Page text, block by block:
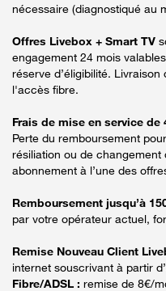
nécessaire (diagnostiqué au
Offres Livebox + Smart TV
engagement 24 mois
réserve d’éligibilité.
l'accès fibre.
Frais de mise en service
Perte du remboursement
résiliation ou de
abonnement à l’une des
Remboursement jusqu’à
par votre opérateur actuel,
Remise Nouveau Client
internet souscrivant à partir
Fibre/ADSL : remise de 8€/